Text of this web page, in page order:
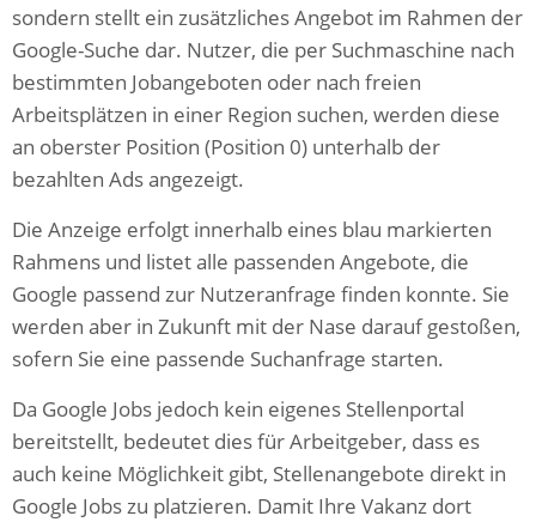
sondern stellt ein zusätzliches Angebot im Rahmen der
Google-Suche dar. Nutzer, die per Suchmaschine nach
bestimmten Jobangeboten oder nach freien
Arbeitsplätzen in einer Region suchen, werden diese
an oberster Position (Position 0) unterhalb der
bezahlten Ads angezeigt.
Die Anzeige erfolgt innerhalb eines blau markierten
Rahmens und listet alle passenden Angebote, die
Google passend zur Nutzeranfrage finden konnte. Sie
werden aber in Zukunft mit der Nase darauf gestoßen,
sofern Sie eine passende Suchanfrage starten.
Da Google Jobs jedoch kein eigenes Stellenportal
bereitstellt, bedeutet dies für Arbeitgeber, dass es
auch keine Möglichkeit gibt, Stellenangebote direkt in
Google Jobs zu platzieren. Damit Ihre Vakanz dort